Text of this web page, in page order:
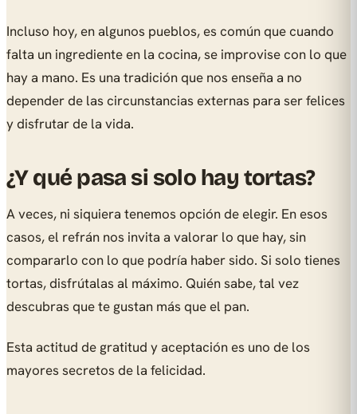
Incluso hoy, en algunos pueblos, es común que cuando
falta un ingrediente en la cocina, se improvise con lo que
hay a mano. Es una tradición que nos enseña a no
depender de las circunstancias externas para ser felices
y disfrutar de la vida.
¿Y qué pasa si solo hay tortas?
A veces, ni siquiera tenemos opción de elegir. En esos
casos, el refrán nos invita a valorar lo que hay, sin
compararlo con lo que podría haber sido. Si solo tienes
tortas, disfrútalas al máximo. Quién sabe, tal vez
descubras que te gustan más que el pan.
Esta actitud de gratitud y aceptación es uno de los
mayores secretos de la felicidad.